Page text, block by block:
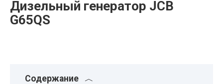
Дизельный генератор JCB
G65QS
Содержание